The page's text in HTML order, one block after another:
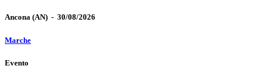
Ancona (AN) - 30/08/2026
Marche
Evento